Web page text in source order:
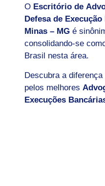
O Escritório de
Defesa de
Minas – MG é
consolidando-se
Brasil nesta área.
Descubra a
pelos melhores
Execuções